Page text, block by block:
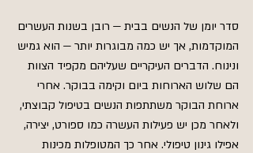
סדר יומן של הנשים בבית — רובן בשנות העשרים
המוקדמות, אך יש כמה מבוגרות יותר — הוא גמיש
ונינוח. הדברים העיקריים שעליהם מקפיד הצוות
הם שלוש הארוחות ביום וקימה בבוקר. אחרי
ארוחת הבוקר משתתפות הנשים בטיפול קבוצתי,
ולאחר מכן יש פעילות העשרה כמו ספורט, יצירה,
אפילו גינון טיפולי. אחר כך המטופלות מכינות